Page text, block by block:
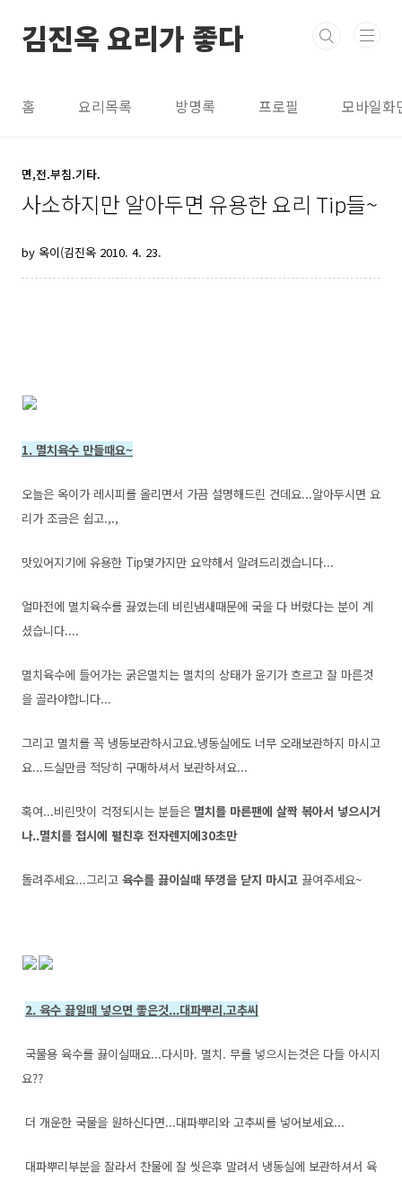
김진옥 요리가 좋다
홈 요리목록 방명록 프로필 모바일화
면,전.부침.기타.
사소하지만 알아두면 유용한 요리 Tip들~
by 옥이(김진옥 2010. 4. 23.
1. 멸치육수 만들때요~
오늘은 옥이가 레시피를 올리면서 가끔 설명해드린 건데요...알아두시면 요
리가 조금은 쉽고.,.,
맛있어지기에 유용한 Tip몇가지만 요약해서 알려드리겠습니다...
얼마전에 멸치육수를 끓였는데 비린냄새때문에 국을 다 버렸다는 분이 계
셨습니다....
멸치육수에 들어가는 굵은멸치는 멸치의 상태가 윤기가 흐르고 잘 마른것
을 골라야합니다...
그리고 멸치를 꼭 냉동보관하시고요.냉동실에도 너무 오래보관하지 마시고
요...드실만큼 적당히 구매하셔서 보관하셔요...
혹여...비린맛이 걱정되시는 분들은 멸치를 마른팬에 살짝 볶아서 넣으시거
나..멸치를 접시에 펼친후 전자렌지에30초만
돌려주세요...그리고 육수를 끓이실때 뚜껑을 닫지 마시고 끓여주세요~
2. 육수 끓일때 넣으면 좋은것...대파뿌리.고추씨
국물용 육수를 끓이실때요...다시마. 멸치. 무를 넣으시는것은 다들 아시지
요??
더 개운한 국물을 원하신다면...대파뿌리와 고추씨를 넣어보세요...
대파뿌리부분을 잘라서 찬물에 잘 씻은후 말려서 냉동실에 보관하셔서 육